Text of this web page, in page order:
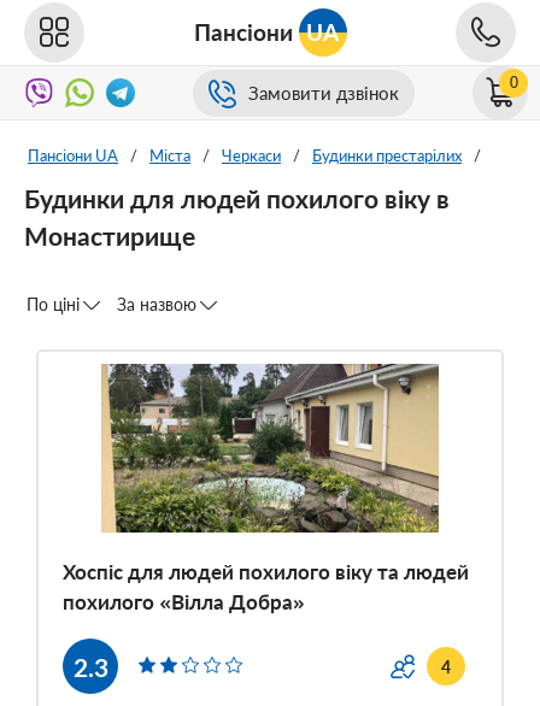
Пансіони UA
Замовити дзвінок 0
Пансіони UA / Міста / Черкаси / Будинки престарілих /
Будинки для людей похилого віку в
Монастирище
По ціні За назвою
Хоспіс для людей похилого віку та людей
похилого «Вілла Добра»
2.3 4